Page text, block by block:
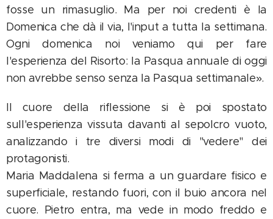
fosse un rimasuglio. Ma per noi credenti è la
Domenica che dà il via, l'input a tutta la settimana.
Ogni domenica noi veniamo qui per fare
l'esperienza del Risorto: la Pasqua annuale di oggi
non avrebbe senso senza la Pasqua settimanale».
Il cuore della riflessione si è poi spostato
sull'esperienza vissuta davanti al sepolcro vuoto,
analizzando i tre diversi modi di "vedere" dei
protagonisti.
Maria Maddalena si ferma a un guardare fisico e
superficiale, restando fuori, con il buio ancora nel
cuore. Pietro entra, ma vede in modo freddo e